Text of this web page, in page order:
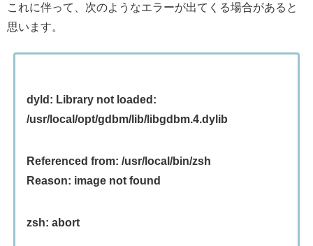
これに伴って、次のようなエラーが出てくる場合があると
思います。
dyld: Library not loaded:
/usr/local/opt/gdbm/lib/libgdbm.4.dylib
Referenced from: /usr/local/bin/zsh
Reason: image not found
zsh: abort